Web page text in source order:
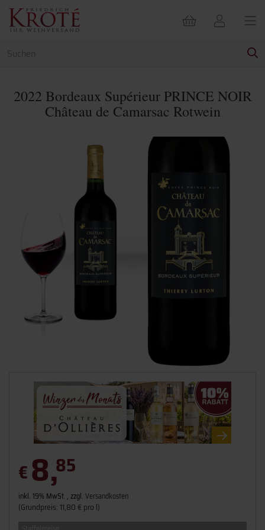
2022 Bordeaux Supérieur PRINCE NOIR
Château de Camarsac Rotwein
€8,85
inkl. 19% MwSt. , zzgl. Versandkosten
(Grundpreis: 11,80 € pro l)